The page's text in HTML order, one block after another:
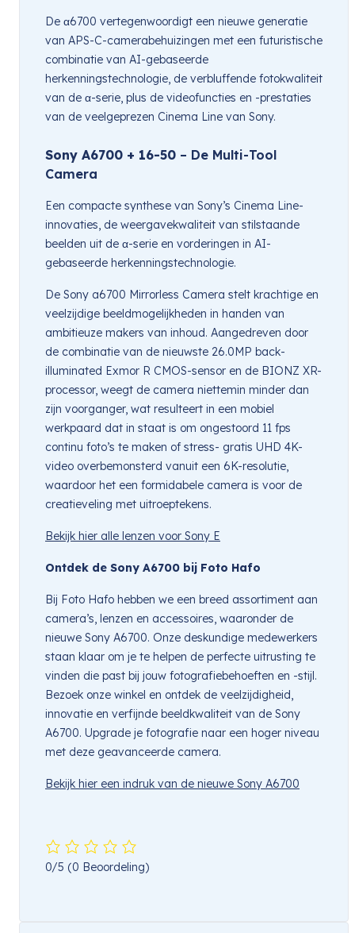
De α6700 vertegenwoordigt een nieuwe generatie
van APS-C-camerabehuizingen met een futuristische
combinatie van AI-gebaseerde
herkenningstechnologie, de verbluffende fotokwaliteit
van de α-serie, plus de videofuncties en -prestaties
van de veelgeprezen Cinema Line van Sony.
Sony A6700 + 16-50 – De Multi-Tool
Camera
Een compacte synthese van Sony’s Cinema Line-
innovaties, de weergavekwaliteit van stilstaande
beelden uit de α-serie en vorderingen in AI-
gebaseerde herkenningstechnologie.
De Sony a6700 Mirrorless Camera stelt krachtige en
veelzijdige beeldmogelijkheden in handen van
ambitieuze makers van inhoud. Aangedreven door
de combinatie van de nieuwste 26.0MP back-
illuminated Exmor R CMOS-sensor en de BIONZ XR-
processor, weegt de camera niettemin minder dan
zijn voorganger, wat resulteert in een mobiel
werkpaard dat in staat is om ongestoord 11 fps
continu foto’s te maken of stress- gratis UHD 4K-
video overbemonsterd vanuit een 6K-resolutie,
waardoor het een formidabele camera is voor de
creatieveling met uitroeptekens.
Bekijk hier alle lenzen voor Sony E
Ontdek de Sony A6700 bij Foto Hafo
Bij Foto Hafo hebben we een breed assortiment aan
camera’s, lenzen en accessoires, waaronder de
nieuwe Sony A6700. Onze deskundige medewerkers
staan klaar om je te helpen de perfecte uitrusting te
vinden die past bij jouw fotografiebehoeften en -stijl.
Bezoek onze winkel en ontdek de veelzijdigheid,
innovatie en verfijnde beeldkwaliteit van de Sony
A6700. Upgrade je fotografie naar een hoger niveau
met deze geavanceerde camera.
Bekijk hier een indruk van de nieuwe Sony A6700
0/5 (0 Beoordeling)